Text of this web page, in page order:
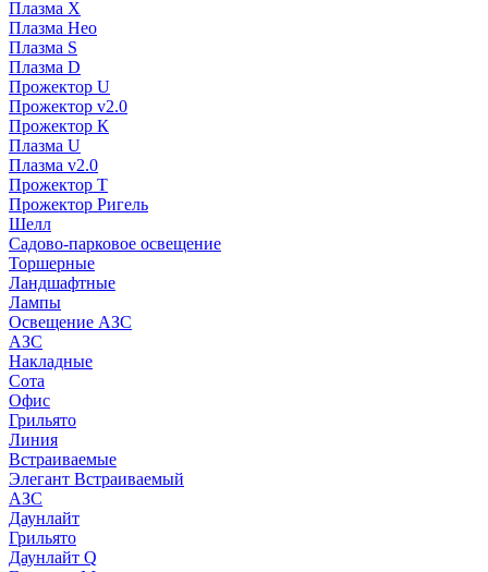
Плазма X
Плазма Нео
Плазма S
Плазма D
Прожектор U
Прожектор v2.0
Прожектор К
Плазма U
Плазма v2.0
Прожектор Т
Прожектор Ригель
Шелл
Садово-парковое освещение
Торшерные
Ландшафтные
Лампы
Освещение АЗС
АЗС
Накладные
Сота
Офис
Грильято
Линия
Встраиваемые
Элегант Встраиваемый
АЗС
Даунлайт
Грильято
Даунлайт Q